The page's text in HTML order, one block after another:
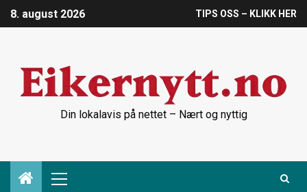
8. august 2026 TIPS OSS – KLIKK HER
Din lokalavis på nettet – Nært og nyttig